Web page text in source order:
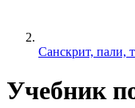
Санскрит, пали,
Учебник